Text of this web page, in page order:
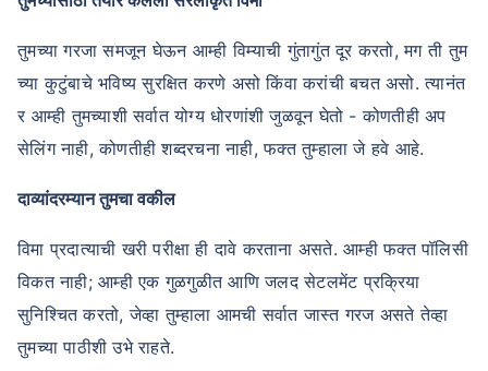
तुमच्या गरजा समजून घेऊन आम्ही विम्याची गुंतागुंत दूर करतो, मग ती तुम
च्या कुटुंबाचे भविष्य सुरक्षित करणे असो किंवा करांची बचत असो. त्यानंत
र आम्ही तुमच्याशी सर्वात योग्य धोरणांशी जुळवून घेतो - कोणतीही अप
सेलिंग नाही, कोणतीही शब्दरचना नाही, फक्त तुम्हाला जे हवे आहे.
दाव्यांदरम्यान तुमचा वकील
विमा प्रदात्याची खरी परीक्षा ही दावे करताना असते. आम्ही फक्त पॉलिसी
विकत नाही; आम्ही एक गुळगुळीत आणि जलद सेटलमेंट प्रक्रिया
सुनिश्चित करतो, जेव्हा तुम्हाला आमची सर्वात जास्त गरज असते तेव्हा
तुमच्या पाठीशी उभे राहते.